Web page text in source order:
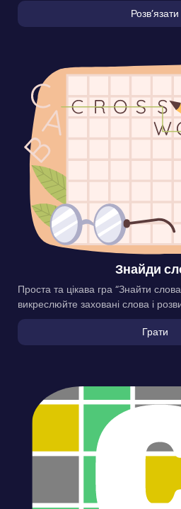
Розвʼязати
Знайди
Проста та цікава гра “Знайти
викреслюйте заховані слова і
Грати